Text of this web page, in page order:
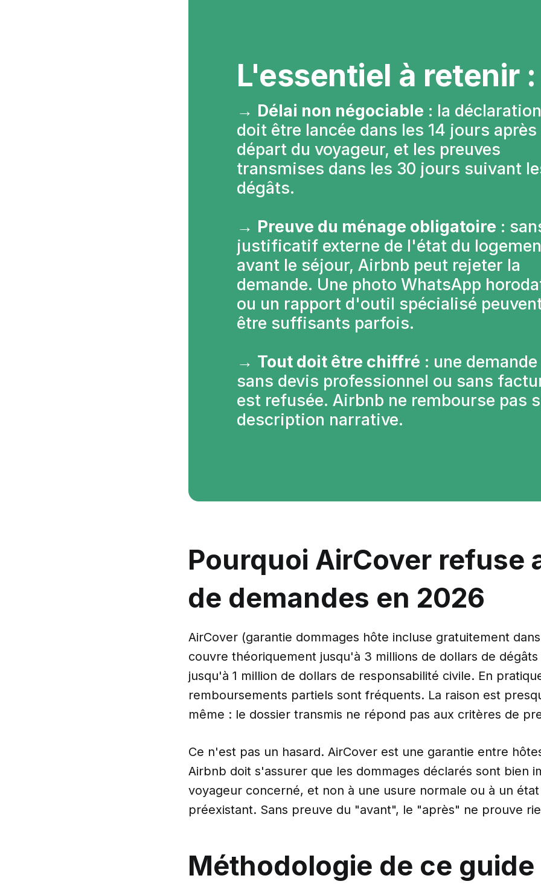
L'essentiel à retenir :
→ Délai non négociable : la déclaration
doit être lancée dans les 14 jours après
départ du voyageur, et les preuves
transmises dans les 30 jours suivant
dégâts.
→ Preuve du ménage obligatoire :
justificatif externe de l'état du
avant le séjour, Airbnb peut rejeter la
demande. Une photo WhatsApp
ou un rapport d'outil spécialisé
être suffisants parfois.
→ Tout doit être chiffré : une demande
sans devis professionnel ou sans
est refusée. Airbnb ne rembourse pas
description narrative.
Pourquoi AirCover refuse
de demandes en 2026
AirCover (garantie dommages hôte incluse gratuitement
couvre théoriquement jusqu'à 3 millions de dollars de
jusqu'à 1 million de dollars de responsabilité civile. En
remboursements partiels sont fréquents. La raison est
même : le dossier transmis ne répond pas aux critères de
Ce n'est pas un hasard. AirCover est une garantie entre
Airbnb doit s'assurer que les dommages déclarés sont bien
voyageur concerné, et non à une usure normale ou à un
préexistant. Sans preuve du "avant", le "après" ne prouve
Méthodologie de ce guide